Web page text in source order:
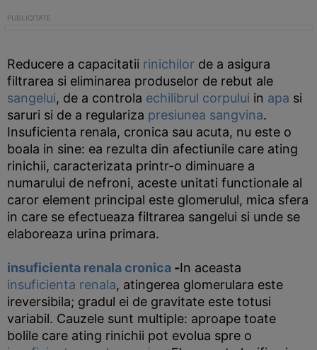
Reducere a capacitatii rinichilor de a asigura
filtrarea si eliminarea produselor de rebut ale
sangelui, de a controla echilibrul corpului in apa si
saruri si de a regulariza presiunea sangvina.
Insuficienta renala, cronica sau acuta, nu este o
boala in sine: ea rezulta din afectiunile care ating
rinichii, caracterizata printr-o diminuare a
numarului de nefroni, aceste unitati functionale al
caror element principal este glomerulul, mica sfera
in care se efectueaza filtrarea sangelui si unde se
elaboreaza urina primara.
insuficienta renala cronica -In aceasta
insuficienta renala, atingerea glomerulara este
ireversibila; gradul ei de gravitate este totusi
variabil. Cauzele sunt multiple: aproape toate
bolile care ating rinichii pot evolua spre o